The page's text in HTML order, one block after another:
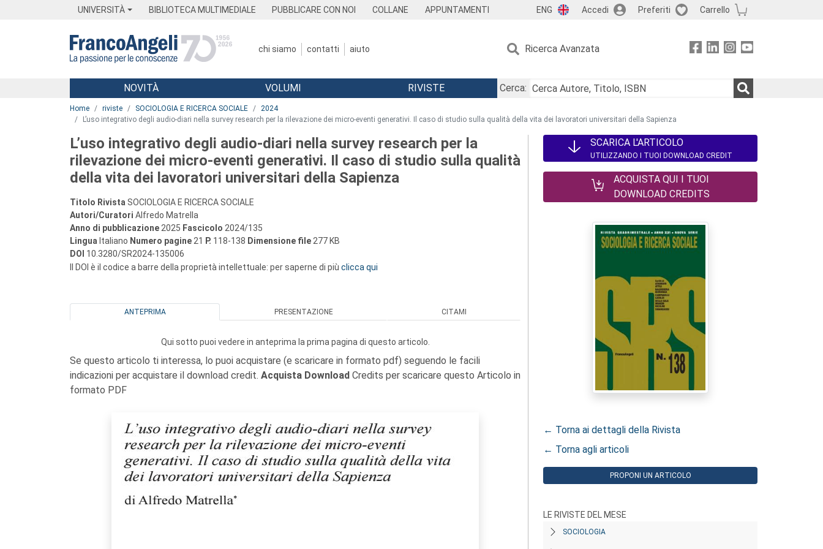
UNIVERSITÀ BIBLIOTECA MULTIMEDIALE PUBBLICARE CON NOI COLLANE APPUNTAMENTI ENG Accedi Preferiti Carrello
chi siamo contatti aiuto Ricerca Avanzata
Menu
NOVITÀ VOLUMI RIVISTE
Cerca:
Home riviste SOCIOLOGIA E RICERCA SOCIALE
2024
L’uso integrativo degli audio-diari nella survey research per la rilevazione dei micro-eventi generativi. Il caso di studio sulla qualità della vita dei lavoratori universitari della Sapienza
L’uso integrativo degli audio-diari nella survey research per la
rilevazione dei micro-eventi generativi. Il caso di studio sulla qualità
della vita dei lavoratori universitari della Sapienza
Titolo Rivista SOCIOLOGIA E RICERCA SOCIALE
Autori/Curatori Alfredo Matrella
Anno di pubblicazione 2025 Fascicolo 2024/135
Lingua Italiano Numero pagine 21 P. 118-138 Dimensione file 277 KB
DOI 10.3280/SR2024-135006
Il DOI è il codice a barre della proprietà intellettuale: per saperne di più clicca qui
ANTEPRIMA PRESENTAZIONE CITAMI
Qui sotto puoi vedere in anteprima la prima pagina di questo articolo.
Se questo articolo ti interessa, lo puoi acquistare (e scaricare in formato pdf) seguendo le facili
indicazioni per acquistare il download credit. Acquista Download Credits per scaricare questo Articolo in
formato PDF
SCARICA L'ARTICOLO
UTILIZZANDO I TUOI DOWNLOAD CREDIT
ACQUISTA QUI I TUOI
DOWNLOAD CREDITS
← Torna ai dettagli della Rivista
← Torna agli articoli
PROPONI UN ARTICOLO
LE RIVISTE DEL MESE
SOCIOLOGIA